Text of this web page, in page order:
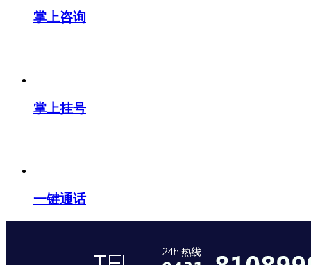
掌上咨询
掌上挂号
一键通话